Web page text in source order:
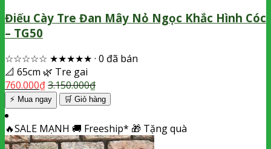
Điếu Cày Tre Đan Mây Nỏ Ngọc Khắc Hình Cóc
– TG50
☆☆☆☆☆ ★★★★★ · 0 đã bán
📐 65cm 🌿 Tre gai
760.000₫3.150.000₫
⚡ Mua ngay 🛒 Giỏ hàng
🔥SALE MẠNH 🚚 Freeship* 🎁 Tặng quà